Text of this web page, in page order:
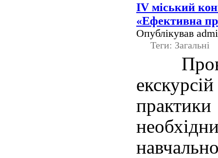
ІV міський
«Ефективна
Опублікував
Теги: Загальні